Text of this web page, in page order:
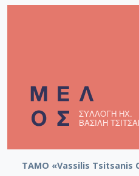
TAMO «Vassilis